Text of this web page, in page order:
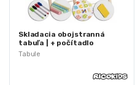
Tabule
Skladacia obojstranná
tabuľa | + počítadlo